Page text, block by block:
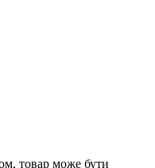
товар може бути